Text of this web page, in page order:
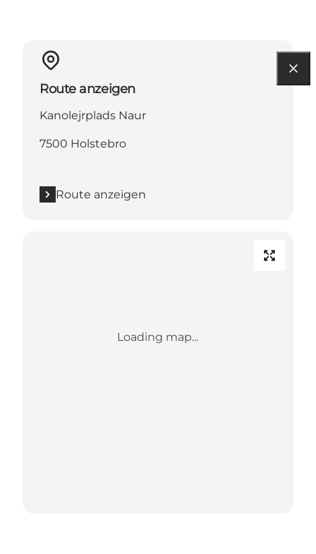
Route anzeigen
Kanolejrplads Naur
7500 Holstebro
Route anzeigen
Loading map...